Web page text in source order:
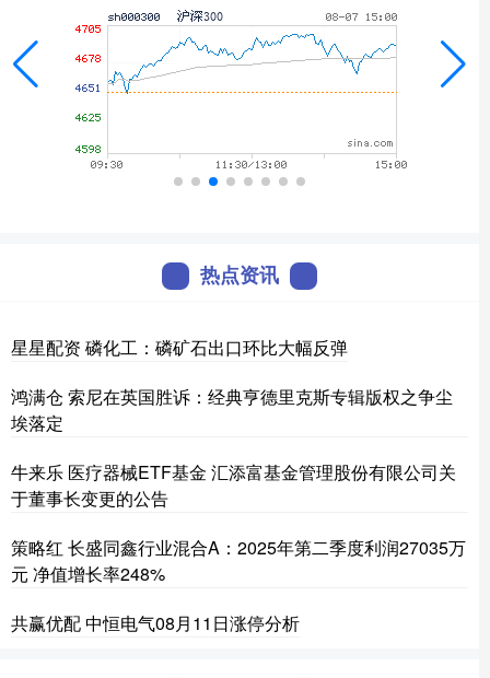
热点资讯
星星配资 磷化工：磷矿石出口环比大幅反弹
鸿满仓 索尼在英国胜诉：经典亨德里克斯专辑版权之争尘
埃落定
牛来乐 医疗器械ETF基金 汇添富基金管理股份有限公司关
于董事长变更的公告
策略红 长盛同鑫行业混合A：2025年第二季度利润27035万
元 净值增长率248%
共赢优配 中恒电气08月11日涨停分析